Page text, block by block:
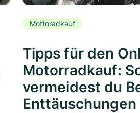
Mottoradkauf
Tipps für den
Motorradkauf:
vermeidest du
Enttäuschungen